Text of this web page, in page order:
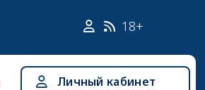
18+
Личный кабинет